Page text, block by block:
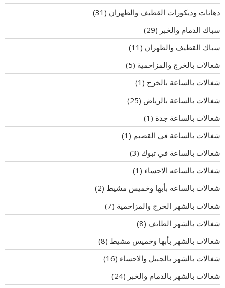
دهانات وديكورات القطيف والظهران (31)
سباك الدمام والخبر (29)
سباك القطيف والظهران (11)
شغالات بالخرج والمزاحمية (5)
شغالات بالساعة بالخرج (1)
شغالات بالساعة بالرياض (25)
شغالات بالساعة جدة (1)
شغالات بالساعة في القصيم (1)
شغالات بالساعة في تبوك (3)
شغالات بالساعه الاحساء (1)
شغالات بالساعه بأبها وخميس مشيط (2)
شغالات بالشهر الخرج والمزاحمية (7)
شغالات بالشهر الطائف (8)
شغالات بالشهر بأبها وخميس مشيط (8)
شغالات بالشهر بالجبيل والاحساء (16)
شغالات بالشهر بالدمام والخبر (24)